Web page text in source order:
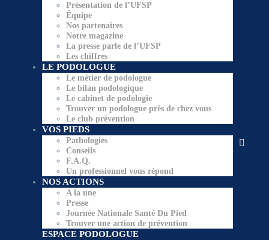
Présentation de l’UFSP
Équipe
Nos partenaires
Notre magazine
La presse parle de l’UFSP
Les chiffres
LE PODOLOGUE
Le métier de podologue
Le bilan podologique
Le cabinet de podologie
Trouver un podologue près de chez vous
Le club prévention
VOS PIEDS
Pathologies
Conseils
F.A.Q.
Un professionnel vous répond
NOS ACTIONS
A la une
Presse
Journée Nationale Santé Du Pied
Trouver une action de prévention
ESPACE PODOLOGUE